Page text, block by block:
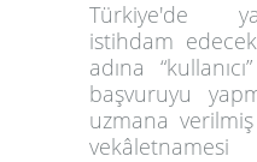
Türkiye'de
istihdam
adına
başvuruyu
uzmana
vekâletnamesi